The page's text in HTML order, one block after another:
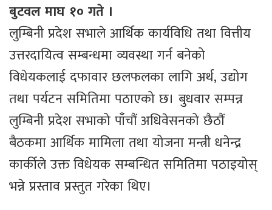
बुटवल माघ १० गते ।
लुम्बिनी प्रदेश सभाले आर्थिक कार्यविधि तथा वित्तीय
उत्तरदायित्व सम्बन्धमा व्यवस्था गर्न बनेको
विधेयकलाई दफावार छलफलका लागि अर्थ, उद्योग
तथा पर्यटन समितिमा पठाएको छ। बुधवार सम्पन्न
लुम्बिनी प्रदेश सभाको पाँचौं अधिवेसनको छैठौं
बैठकमा आर्थिक मामिला तथा योजना मन्त्री धनेन्द्र
कार्कीले उक्त विधेयक सम्बन्धित समितिमा पठाइयोस्
भन्ने प्रस्ताव प्रस्तुत गरेका थिए।